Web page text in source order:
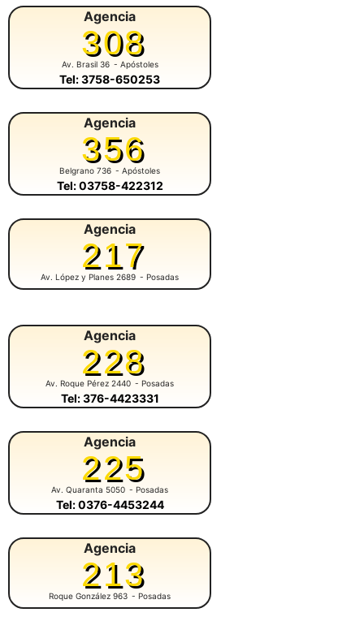
Agencia
308
Av. Brasil 36 - Apóstoles
Tel: 3758-650253
Agencia
356
Belgrano 736 - Apóstoles
Tel: 03758-422312
Agencia
217
Av. López y Planes 2689 - Posadas
Agencia
228
Av. Roque Pérez 2440 - Posadas
Tel: 376-4423331
Agencia
225
Av. Quaranta 5050 - Posadas
Tel: 0376-4453244
Agencia
213
Roque González 963 - Posadas